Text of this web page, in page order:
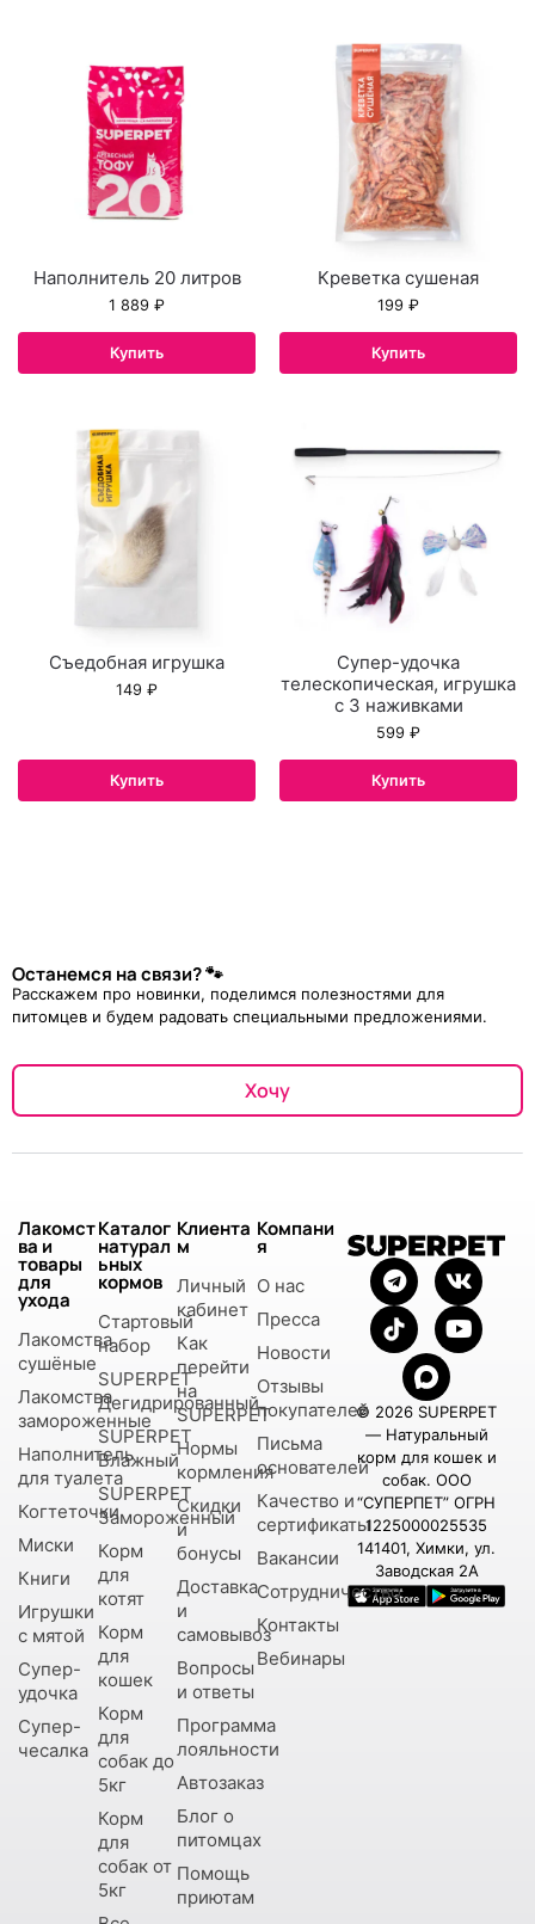
Наполнитель 20 литров
1 889 ₽
Купить
Креветка сушеная
199 ₽
Купить
Съедобная игрушка
149 ₽
Купить
Супер-удочка
телескопическая, игрушка
с 3 наживками
599 ₽
Купить
Останемся на связи? 🐾
Расскажем про новинки, поделимся полезностями для
питомцев и будем радовать специальными предложениями.
Хочу
© 2026 SUPERPET
— Натуральный
корм для кошек и
собак. ООО
“СУПЕРПЕТ” ОГРН
1225000025535
141401, Химки, ул.
Заводская 2А
Компани
я
О нас
Пресса
Новости
Отзывы
покупателей
Письма
основателей
Качество и
сертификаты
Вакансии
Сотрудничество
Контакты
Вебинары
Клиента
м
Личный
кабинет
Как
перейти
на
SUPERPET
Нормы
кормления
Скидки
и
бонусы
Доставка
и
самовывоз
Вопросы
и ответы
Программа
лояльности
Автозаказ
Блог о
питомцах
Помощь
приютам
Каталог
натурал
ьных
кормов
Стартовый
набор
SUPERPET
Дегидрированный
SUPERPET
Влажный
SUPERPET
Замороженный
Корм
для
котят
Корм
для
кошек
Корм
для
собак до
5кг
Корм
для
собак от
5кг
Лакомст
ва и
товары
для
ухода
Лакомства
сушёные
Лакомства
замороженные
Наполнитель
для туалета
Когтеточки
Миски
Книги
Игрушки
с мятой
Супер-
удочка
Супер-
чесалка